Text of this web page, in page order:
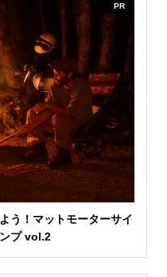
PR
う！マットモーターサイ
プ vol.2